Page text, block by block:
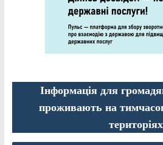
Інформація для
проживають на
територіях